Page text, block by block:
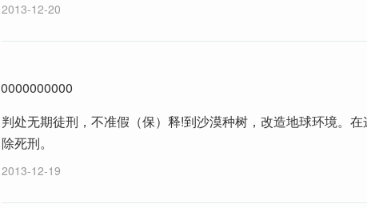
2013-12-20
0000000000
判处无期徒刑，不准假（保）释!到沙漠种树，改造地球环境。
除死刑。
2013-12-19